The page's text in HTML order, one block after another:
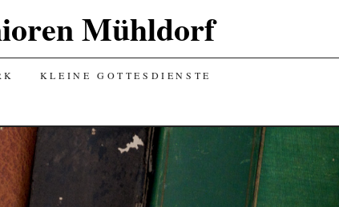
Mühldorf
KLEINE GOTTESDIENSTE